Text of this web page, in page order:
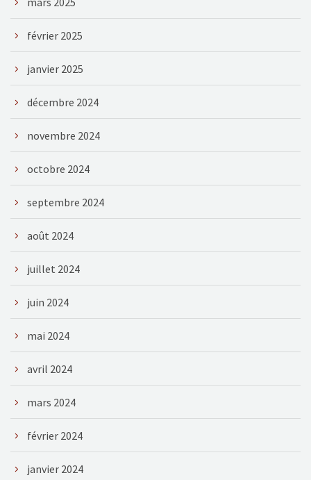
février 2025
janvier 2025
décembre 2024
novembre 2024
octobre 2024
septembre 2024
août 2024
juillet 2024
juin 2024
mai 2024
avril 2024
mars 2024
février 2024
janvier 2024